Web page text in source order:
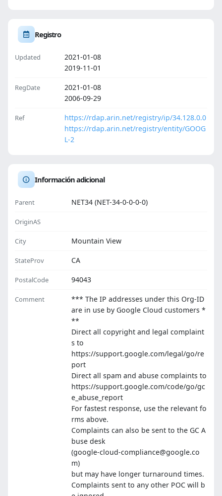
Registro
Updated
2021-01-08
2019-11-01
RegDate
2021-01-08
2006-09-29
Ref
https://rdap.arin.net/registry/ip/34.128.0.0
https://rdap.arin.net/registry/entity/GOOG
L-2
Información adicional
Parent NET34 (NET-34-0-0-0-0)
OriginAS
City Mountain View
StateProv CA
PostalCode 94043
Comment
*** The IP addresses under this Org-ID
are in use by Google Cloud customers *
**
Direct all copyright and legal complaint
s to
https://support.google.com/legal/go/re
port
Direct all spam and abuse complaints to
https://support.google.com/code/go/gc
e_abuse_report
For fastest response, use the relevant fo
rms above.
Complaints can also be sent to the GC A
buse desk
(google-cloud-compliance@google.co
m)
but may have longer turnaround times.
Complaints sent to any other POC will b